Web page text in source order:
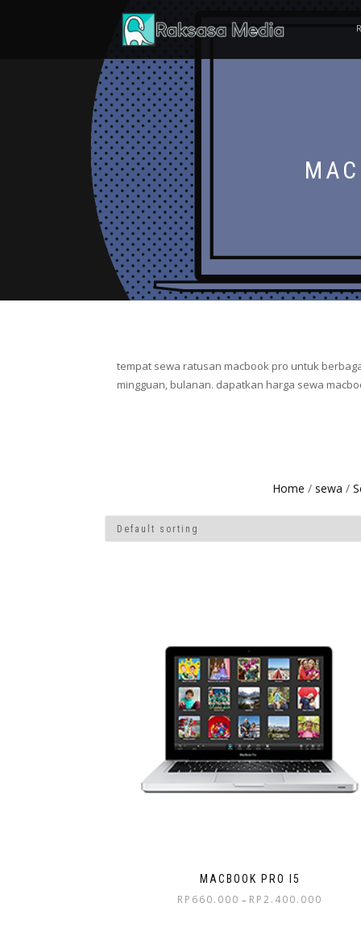
tempat sewa ratusan macbook pro untuk
mingguan, bulanan. dapatkan harga sewa
Home / sewa /
MACBOOK PRO I5
RP 660.000 – RP2.400.000